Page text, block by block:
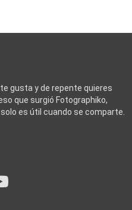
gusta y de repente quieres
que surgió Fotographiko,
es útil cuando se comparte.